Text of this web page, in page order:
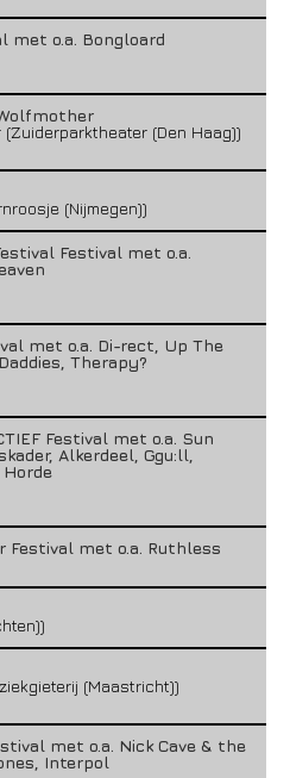
met o.a. Bongloard
(Den Haag))
(Nijmegen))
Festival met o.a.
met o.a. Di-rect, Up The
Therapy?
Festival met o.a. Sun
Alkerdeel, Ggu:ll,
Horde
Festival met o.a. Ruthless
(Maastricht))
met o.a. Nick Cave & the
Interpol